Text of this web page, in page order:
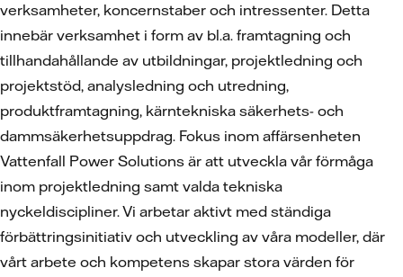
verksamheter, koncernstaber och intressenter. Detta
innebär verksamhet i form av bl.a. framtagning och
tillhandahållande av utbildningar, projektledning och
projektstöd, analysledning och utredning,
produktframtagning, kärntekniska säkerhets- och
dammsäkerhetsuppdrag. Fokus inom affärsenheten
Vattenfall Power Solutions är att utveckla vår förmåga
inom projektledning samt valda tekniska
nyckeldiscipliner. Vi arbetar aktivt med ständiga
förbättringsinitiativ och utveckling av våra modeller, där
vårt arbete och kompetens skapar stora värden för